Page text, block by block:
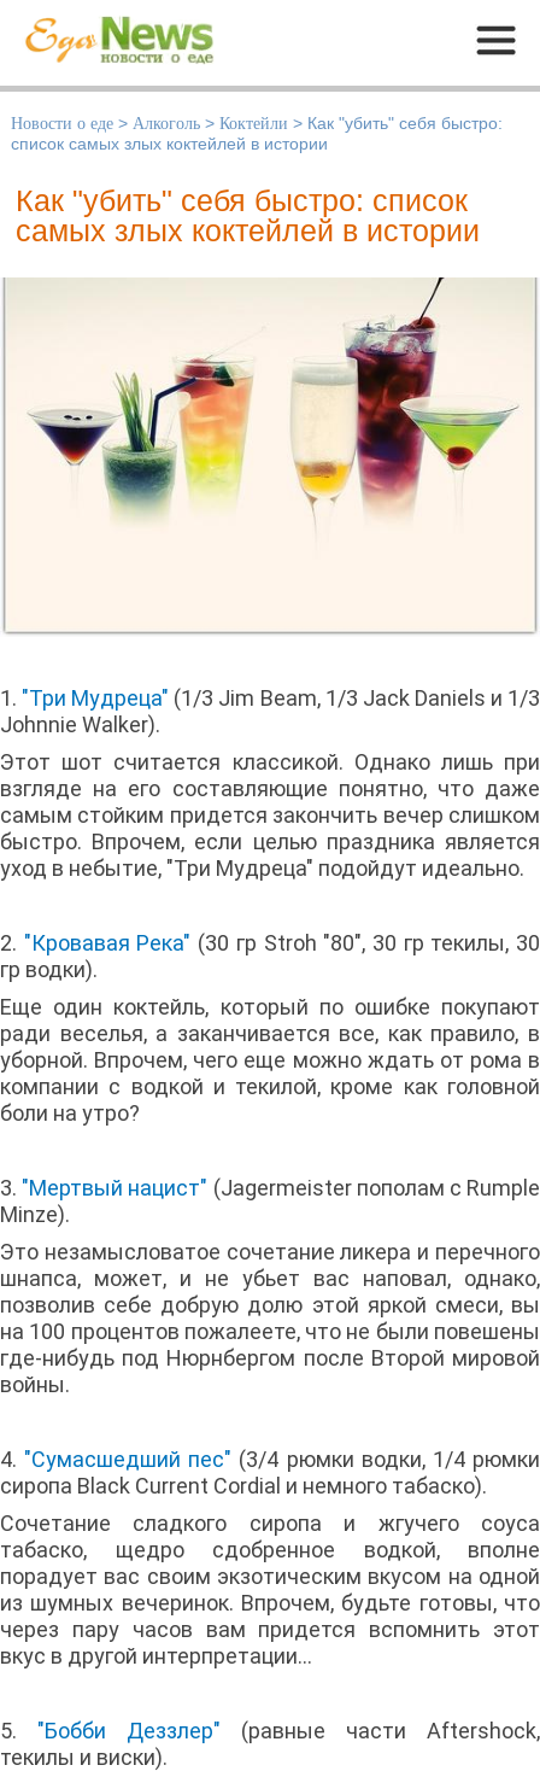
Меню
Новости о еде > Алкоголь > Коктейли > Как "убить" себя быстро:
список самых злых коктейлей в истории
Как "убить" себя быстро: список
самых злых коктейлей в истории
1. "Три Мудреца" (1/3 Jim Beam, 1/3 Jack Daniels и 1/3
Johnnie Walker).
Этот шот считается классикой. Однако лишь при
взгляде на его составляющие понятно, что даже
самым стойким придется закончить вечер слишком
быстро. Впрочем, если целью праздника является
уход в небытие, "Три Мудреца" подойдут идеально.
2. "Кровавая Река" (30 гр Stroh "80", 30 гр текилы, 30
гр водки).
Еще один коктейль, который по ошибке покупают
ради веселья, а заканчивается все, как правило, в
уборной. Впрочем, чего еще можно ждать от рома в
компании с водкой и текилой, кроме как головной
боли на утро?
3. "Мертвый нацист" (Jagermeister пополам с Rumple
Minze).
Это незамысловатое сочетание ликера и перечного
шнапса, может, и не убьет вас наповал, однако,
позволив себе добрую долю этой яркой смеси, вы
на 100 процентов пожалеете, что не были повешены
где-нибудь под Нюрнбергом после Второй мировой
войны.
4. "Сумасшедший пес" (3/4 рюмки водки, 1/4 рюмки
сиропа Black Current Cordial и немного табаско).
Сочетание сладкого сиропа и жгучего соуса
табаско, щедро сдобренное водкой, вполне
порадует вас своим экзотическим вкусом на одной
из шумных вечеринок. Впрочем, будьте готовы, что
через пару часов вам придется вспомнить этот
вкус в другой интерпретации...
5. "Бобби Деззлер" (равные части Aftershock,
текилы и виски).